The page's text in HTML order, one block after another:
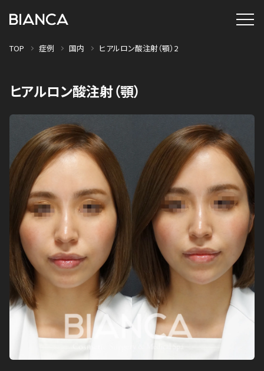
TOP 症例 国内 ヒアルロン酸注射（顎）2
ヒアルロン酸注射（顎）